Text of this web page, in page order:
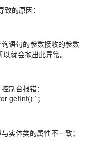
的原因：
语句的参数接收的参数
就会抛出此异常。
制台报错：
getInt() `；
实体类的属性不一致；